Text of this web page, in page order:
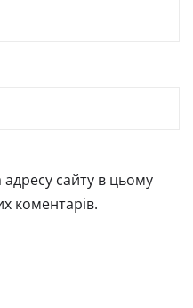
сайту в цьому
коментарів.